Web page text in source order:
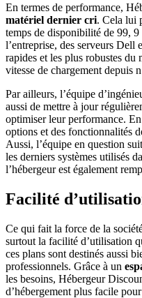
En termes de performance,
matériel dernier cri. Cela lui
temps de disponibilité de 99,
l’entreprise, des serveurs
rapides et les plus robustes du
vitesse de chargement depuis
Par ailleurs, l’équipe
aussi de mettre à jour
optimiser leur performance.
options et des fonctionnalités
Aussi, l’équipe en question
les derniers systèmes utilisés
l’hébergeur est également
Facilité
Ce qui fait la force de la
surtout la facilité d’utilisation
ces plans sont destinés aussi
professionnels. Grâce à un
les besoins, Hébergeur
d’hébergement plus facile